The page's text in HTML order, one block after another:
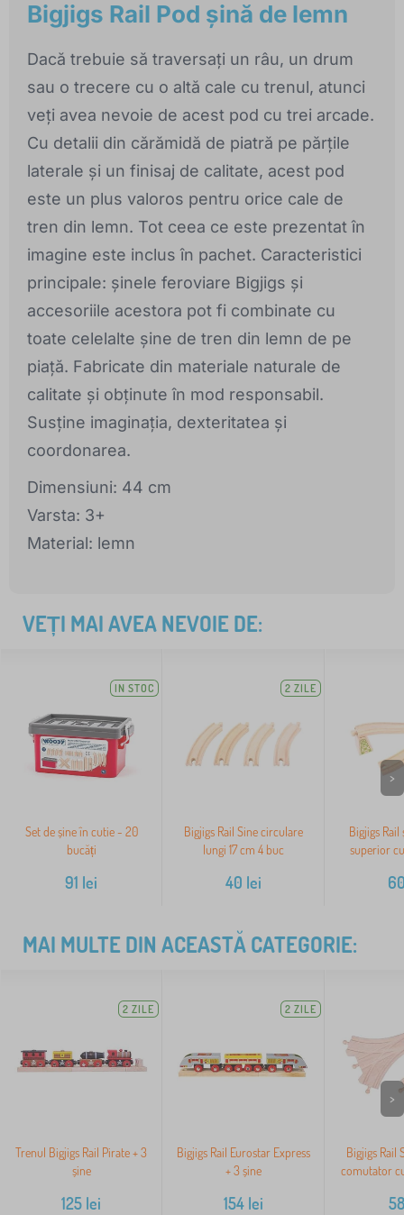
Bigjigs Rail Pod șină de lemn
Dacă trebuie să traversați un râu, un drum
sau o trecere cu o altă cale cu trenul, atunci
veți avea nevoie de acest pod cu trei arcade.
Cu detalii din cărămidă de piatră pe părțile
laterale și un finisaj de calitate, acest pod
este un plus valoros pentru orice cale de
tren din lemn. Tot ceea ce este prezentat în
imagine este inclus în pachet. Caracteristici
principale: șinele feroviare Bigjigs și
accesoriile acestora pot fi combinate cu
toate celelalte șine de tren din lemn de pe
piață. Fabricate din materiale naturale de
calitate și obținute în mod responsabil.
Susține imaginația, dexteritatea și
coordonarea.
Dimensiuni: 44 cm
Varsta: 3+
Material: lemn
VEȚI MAI AVEA NEVOIE DE:
IN STOC
Set de șine în cutie - 20
bucăți
91 lei
2 ZILE
Bigjigs Rail Sine circulare
lungi 17 cm 4 buc
40 lei
Bigjigs Rail
superior
>
MAI MULTE DIN ACEASTĂ CATEGORIE:
2 ZILE
Trenul Bigjigs Rail Pirate + 3
șine
125 lei
2 ZILE
Bigjigs Rail Eurostar Express
+ 3 șine
154 lei
Bigjigs Rail
comutator
58
>